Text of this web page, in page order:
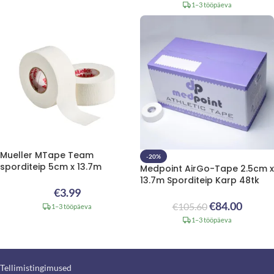
1–3 tööpäeva
Mueller MTape Team
sporditeip 5cm x 13.7m
€3.99
1–3 tööpäeva
-20%
Medpoint AirGo-Tape 2.5cm x
13.7m Sporditeip Karp 48tk
€105.60€84.00
1–3 tööpäeva
Tellimistingimused